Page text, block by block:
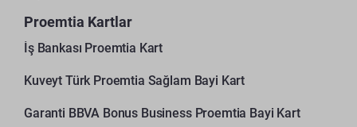
Proemtia Kartlar
İş Bankası Proemtia Kart
Kuveyt Türk Proemtia Sağlam Bayi Kart
Garanti BBVA Bonus Business Proemtia Bayi Kart